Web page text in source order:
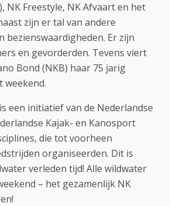
NK Freestyle, NK Afvaart en het
zijn er tal van andere
bezienswaardigheden. Er zijn
en gevorderden. Tevens viert
Bond (NKB) haar 75 jarig
weekend.
een initiatief van de Nederlandse
Kajak- en Kanosport
die tot voorheen
organiseerden. Dit is
verleden tijd! Alle wildwater
– het gezamenlijk NK